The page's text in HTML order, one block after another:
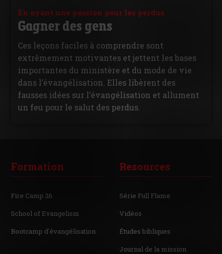
En ayant une passion pour les perdus
Gagner des gens
Ces leçons faciles à comprendre sont
extrêmement motivantes et jettent les bases
importantes du ministère et du mode de vie
dans l’évangélisation. Elles libèrent des
fausses idées sur l’évangélisation et allument
un feu pour le salut des perdus.
Formation
Fire Camp 26
School of Evangelism
Bootcamp d'évangélisation
Resources
Série Full Flame
Vidéos
Études bibliques
Journal de la mission